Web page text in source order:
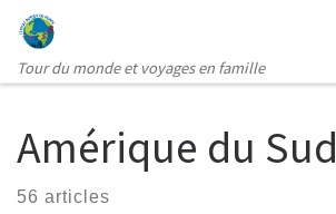
Passer au contenu
Tour du monde et voyages en famille
Amérique du Sud
56 articles